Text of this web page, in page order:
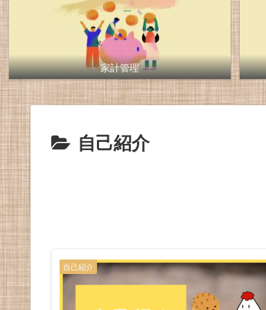
家計管理
自己紹介
自己紹介